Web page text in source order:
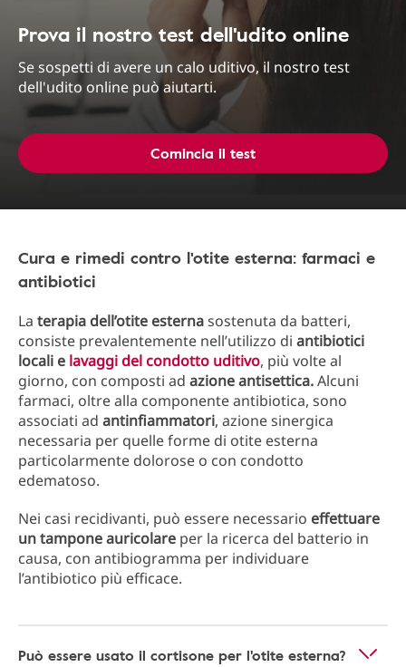
Prova il nostro test dell'udito online
Se sospetti di avere un calo uditivo, il nostro test
dell'udito online può aiutarti.
Comincia il test
Cura e rimedi contro l'otite esterna: farmaci e
antibiotici
La terapia dell’otite esternasostenuta da batteri,
consiste prevalentemente nell’utilizzo di antibiotici
locali e lavaggi del condotto uditivo, più volte al
giorno, con composti ad azione antisettica.Alcuni
farmaci, oltre alla componente antibiotica, sono
associati ad antinfiammatori, azione sinergica
necessaria per quelle forme di otite esterna
particolarmente dolorose o con condotto
edematoso.
Nei casi recidivanti, può essere necessario effettuare
un tampone auricolare per la ricerca del batterio in
causa, con antibiogramma per individuare
l’antibiotico più efficace.
Può essere usato il cortisone per l'otite esterna?